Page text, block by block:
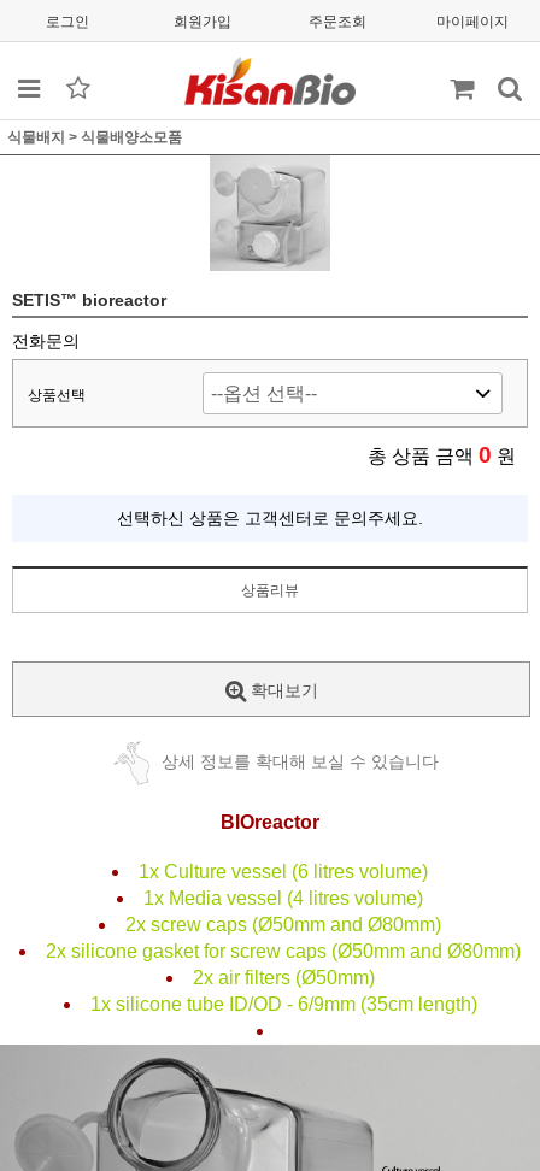
로그인 회원가입 주문조회 마이페이지
식물배지 > 식물배양소모품
SETIS™ bioreactor
전화문의
상품선택
총 상품 금액 0 원
선택하신 상품은 고객센터로 문의주세요.
상품리뷰
확대보기
상세 정보를 확대해 보실 수 있습니다
BIOreactor
1x Culture vessel (6 litres volume)
1x Media vessel (4 litres volume)
2x screw caps (Ø50mm and Ø80mm)
2x silicone gasket for screw caps (Ø50mm and Ø80mm)
2x air filters (Ø50mm)
1x silicone tube ID/OD - 6/9mm (35cm length)